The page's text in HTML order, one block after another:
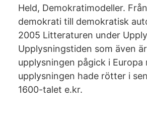
Held, Demokratimodeller.
demokrati till demokratisk
2005 Litteraturen under
Upplysningstiden som även
upplysningen pågick i Europa
upplysningen hade rötter i
1600-talet e.kr.